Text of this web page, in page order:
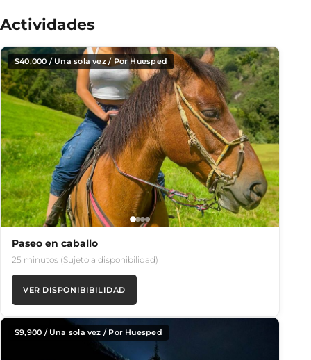
Actividades
$40,000 / Una sola vez / Por Huesped
Paseo en caballo
25 minutos (Sujeto a disponibilidad)
VER DISPONIBIBILIDAD
$9,900 / Una sola vez / Por Huesped